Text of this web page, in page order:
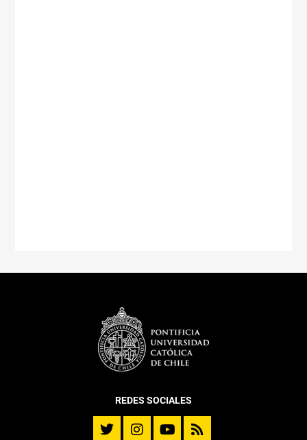
REDES SOCIALES